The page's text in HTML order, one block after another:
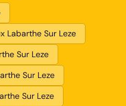
Labarthe Sur Leze
Sur Leze
Sur Leze
Sur Leze